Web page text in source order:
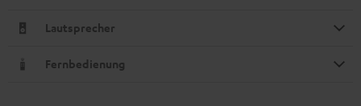
Lautsprecher
Fernbedienung